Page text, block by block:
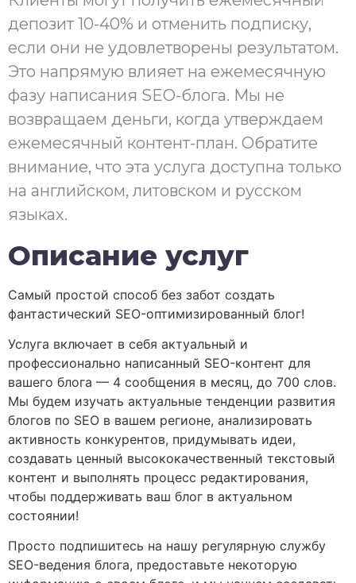
депозит 10-40% и отменить подписку,
если они не удовлетворены результатом.
Это напрямую влияет на ежемесячную
фазу написания SEO-блога. Мы не
возвращаем деньги, когда утверждаем
ежемесячный контент-план. Обратите
внимание, что эта услуга доступна только
на английском, литовском и русском
языках.
Описание услуг
Самый простой способ без забот создать
фантастический SEO-оптимизированный блог!
Услуга включает в себя актуальный и
профессионально написанный SEO-контент для
вашего блога — 4 сообщения в месяц, до 700 слов.
Мы будем изучать актуальные тенденции развития
блогов по SEO в вашем регионе, анализировать
активность конкурентов, придумывать идеи,
создавать ценный высококачественный текстовый
контент и выполнять процесс редактирования,
чтобы поддерживать ваш блог в актуальном
состоянии!
Просто подпишитесь на нашу регулярную службу
SEO-ведения блога, предоставьте некоторую